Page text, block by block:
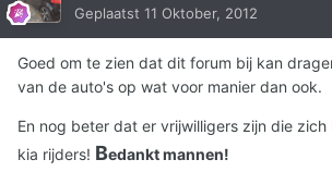
Geplaatst 11 Oktober, 2012
Goed om te zien dat dit forum bij kan
van de auto's op wat voor manier dan ook.
En nog beter dat er vrijwilligers zijn die
kia rijders! Bedankt mannen!